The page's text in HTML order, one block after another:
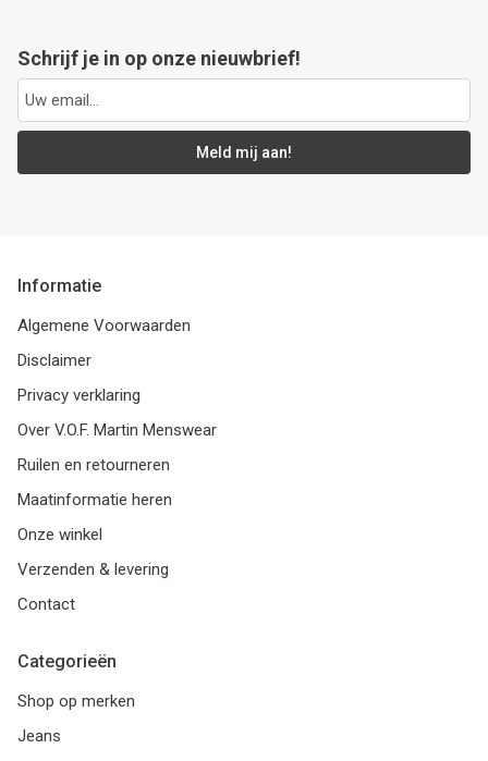
Schrijf je in op onze nieuwbrief!
Meld mij aan!
Informatie
Algemene Voorwaarden
Disclaimer
Privacy verklaring
Over V.O.F. Martin Menswear
Ruilen en retourneren
Maatinformatie heren
Onze winkel
Verzenden & levering
Contact
Categorieën
Shop op merken
Jeans